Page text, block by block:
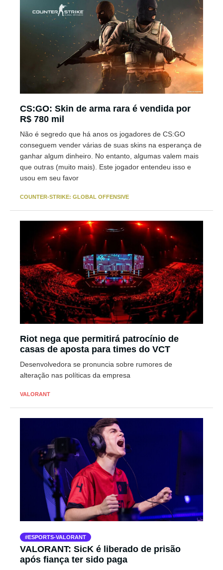
CS:GO: Skin de arma rara é vendida por
R$ 780 mil
Não é segredo que há anos os jogadores de CS:GO
conseguem vender várias de suas skins na esperança de
ganhar algum dinheiro. No entanto, algumas valem mais
que outras (muito mais). Este jogador entendeu isso e
usou em seu favor
COUNTER-STRIKE: GLOBAL OFFENSIVE
Riot nega que permitirá patrocínio de
casas de aposta para times do VCT
Desenvolvedora se pronuncia sobre rumores de
alteração nas políticas da empresa
VALORANT
ESPORTS-VALORANT
VALORANT: SicK é liberado de prisão
após fiança ter sido paga